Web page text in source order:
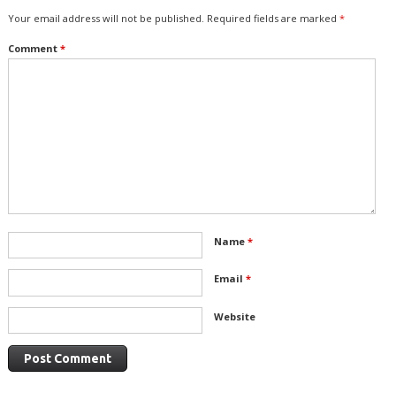
Your email address will not be published. Required fields are marked *
Comment *
Name *
Email *
Website